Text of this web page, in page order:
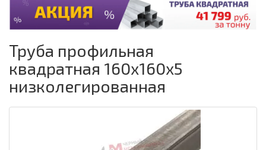
Труба профильная
квадратная 160x160x5
низколегированная